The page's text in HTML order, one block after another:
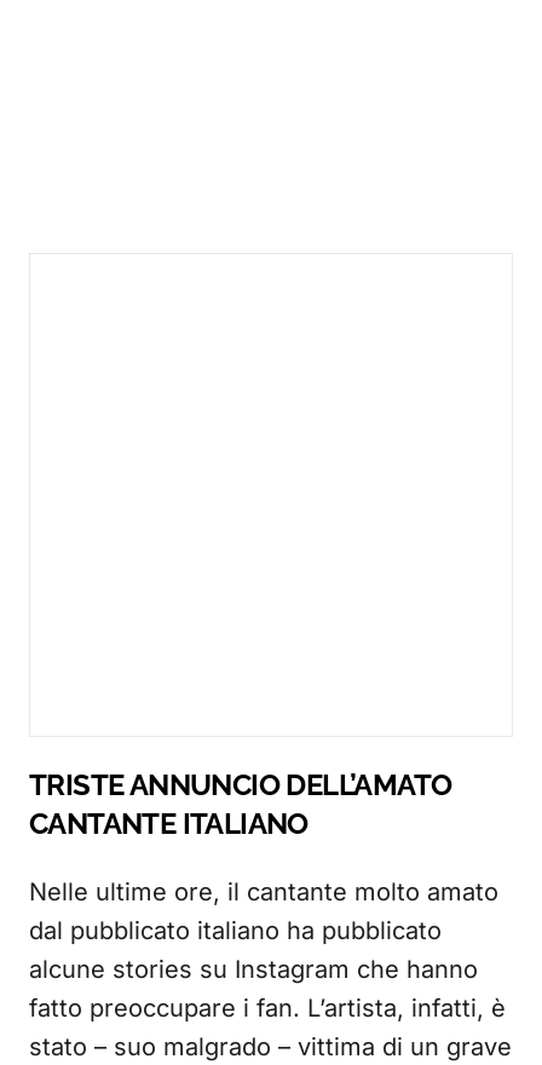
TRISTE ANNUNCIO DELL’AMATO
CANTANTE ITALIANO
Nelle ultime ore, il cantante molto amato
dal pubblicato italiano ha pubblicato
alcune stories su Instagram che hanno
fatto preoccupare i fan. L’artista, infatti, è
stato – suo malgrado – vittima di un grave